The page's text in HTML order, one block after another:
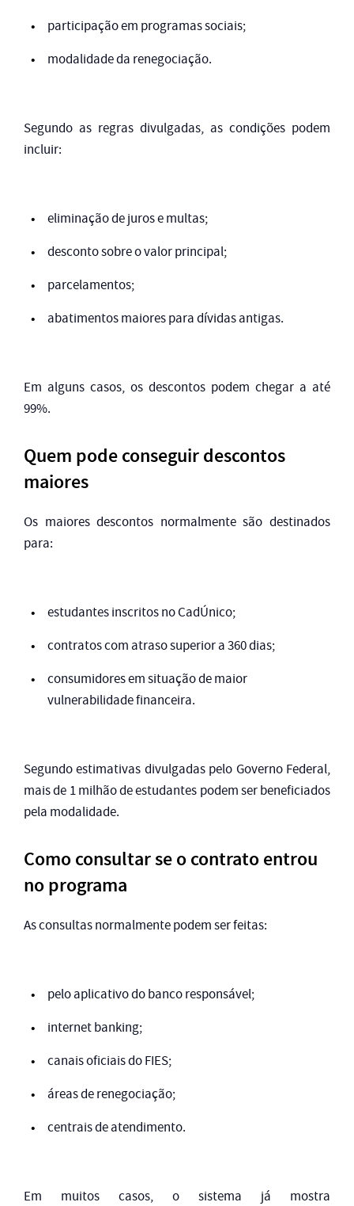
participação em programas sociais;
modalidade da renegociação.
Segundo as regras divulgadas, as condições podem
incluir:
eliminação de juros e multas;
desconto sobre o valor principal;
parcelamentos;
abatimentos maiores para dívidas antigas.
Em alguns casos, os descontos podem chegar a até
99%.
Quem pode conseguir descontos
maiores
Os maiores descontos normalmente são destinados
para:
estudantes inscritos no CadÚnico;
contratos com atraso superior a 360 dias;
consumidores em situação de maior
vulnerabilidade financeira.
Segundo estimativas divulgadas pelo Governo Federal,
mais de 1 milhão de estudantes podem ser beneficiados
pela modalidade.
Como consultar se o contrato entrou
no programa
As consultas normalmente podem ser feitas:
pelo aplicativo do banco responsável;
internet banking;
canais oficiais do FIES;
áreas de renegociação;
centrais de atendimento.
Em muitos casos, o sistema já mostra